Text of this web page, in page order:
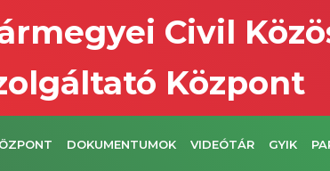
Civil
Központ
DOKUMENTUMOK VIDEÓTÁR GYIK